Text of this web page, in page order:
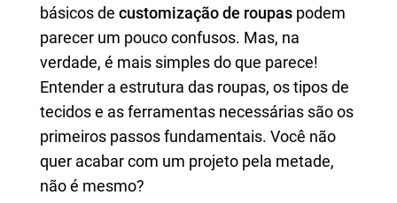
básicos de customização de roupas podem
parecer um pouco confusos. Mas, na
verdade, é mais simples do que parece!
Entender a estrutura das roupas, os tipos de
tecidos e as ferramentas necessárias são os
primeiros passos fundamentais. Você não
quer acabar com um projeto pela metade,
não é mesmo?